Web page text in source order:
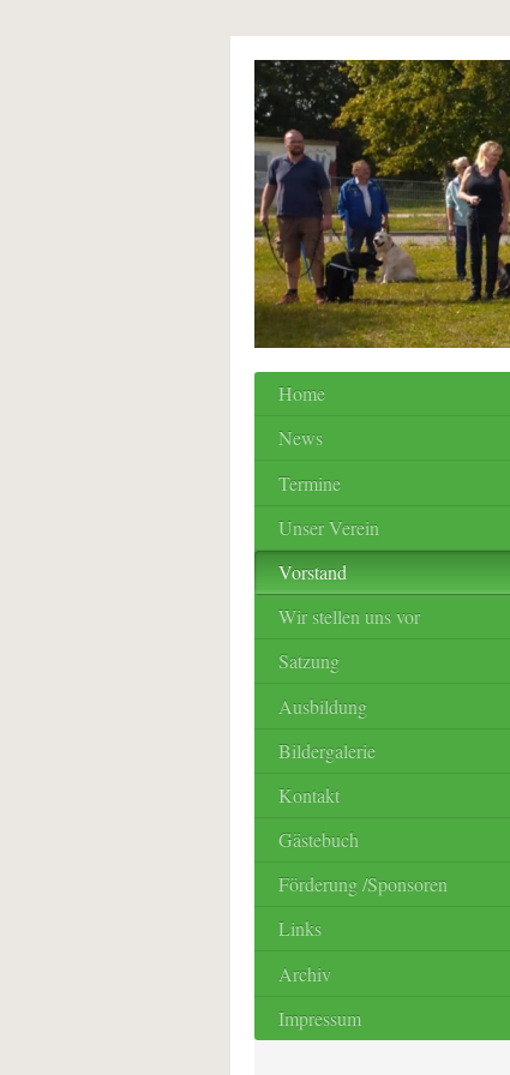
Home
News
Termine
Unser Verein
Vorstand
Wir stellen uns vor
Satzung
Ausbildung
Bildergalerie
Kontakt
Gästebuch
Förderung /Sponsoren
Links
Archiv
Impressum